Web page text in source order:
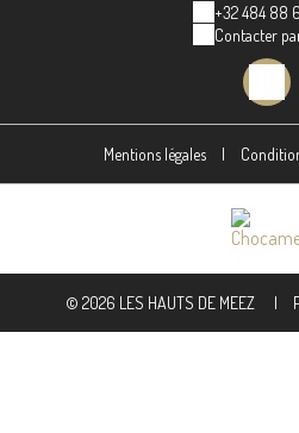
+32 484 88
Contacter
Mentions légales |
© 2026 LES HAUTS DE MEEZ |